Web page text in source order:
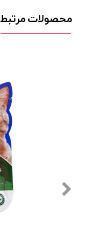
محصولات مرتبط